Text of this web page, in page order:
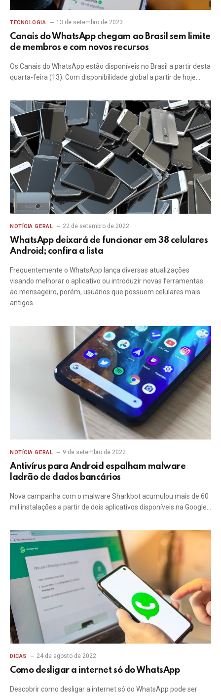
TECNOLOGIA 13 de setembro de 2023
Canais do WhatsApp chegam ao Brasil sem limite
de membros e com novos recursos
Os Canais do WhatsApp estão disponíveis no Brasil a partir desta
quarta-feira (13). Com disponibilidade global a partir de hoje…
NOTÍCIA GERAL 22 de setembro de 2022
WhatsApp deixará de funcionar em 38 celulares
Android; confira a lista
Frequentemente o WhatsApp lança diversas atualizações
visando melhorar o aplicativo ou introduzir novas ferramentas
ao mensageiro, porém, usuários que possuem celulares mais
antigos…
NOTÍCIA GERAL 9 de setembro de 2022
Antivírus para Android espalham malware
ladrão de dados bancários
Nova campanha com o malware Sharkbot acumulou mais de 60
mil instalações a partir de dois aplicativos disponíveis na Google…
DICAS 24 de agosto de 2022
Como desligar a internet só do WhatsApp
Descobrir como desligar a internet só do WhatsApp pode ser